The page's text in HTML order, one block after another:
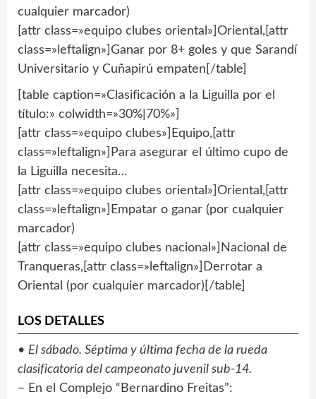
cualquier marcador)
[attr class=»equipo clubes oriental»]Oriental,[attr
class=»leftalign»]Ganar por 8+ goles y que Sarandí
Universitario y Cuñapirú empaten[/table]
[table caption=»Clasificación a la Liguilla por el
título:» colwidth=»30%|70%»]
[attr class=»equipo clubes»]Equipo,[attr
class=»leftalign»]Para asegurar el último cupo de
la Liguilla necesita…
[attr class=»equipo clubes oriental»]Oriental,[attr
class=»leftalign»]Empatar o ganar (por cualquier
marcador)
[attr class=»equipo clubes nacional»]Nacional de
Tranqueras,[attr class=»leftalign»]Derrotar a
Oriental (por cualquier marcador)[/table]
LOS DETALLES
• El sábado. Séptima y última fecha de la rueda
clasificatoria del campeonato juvenil sub-14.
– En el Complejo “Bernardino Freitas”: